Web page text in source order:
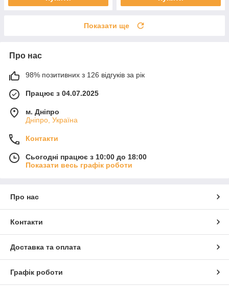
Показати ще
Про нас
98% позитивних з 126 відгуків за рік
Працює з 04.07.2025
м. Дніпро
Дніпро, Україна
Контакти
Сьогодні працює з 10:00 до 18:00
Показати весь графік роботи
Про нас
Контакти
Доставка та оплата
Графік роботи